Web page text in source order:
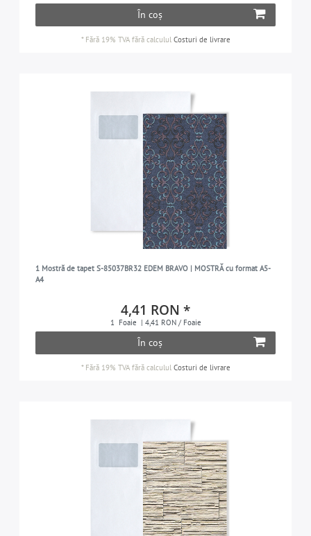
În coș
* Fără 19% TVAfără calculul Costuri de livrare
1 Mostră de tapet S-85037BR32 EDEM BRAVO | MOSTRĂ cu format A5-
A4
4,41 RON *
1 Foaie | 4,41 RON / Foaie
În coș
* Fără 19% TVAfără calculul Costuri de livrare